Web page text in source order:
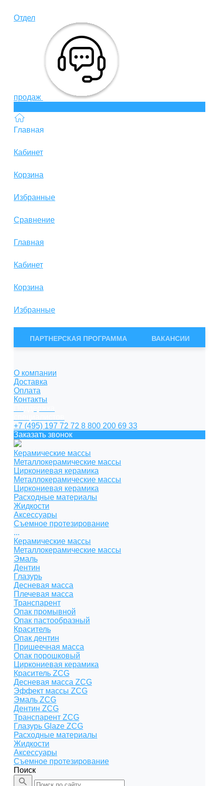
Отдел
продаж
Главная
Кабинет
Корзина
Избранные
Сравнение
Главная
Кабинет
Корзина
Избранные
ПАРТНЕРСКАЯ ПРОГРАММА ВАКАНСИИ
О компании
Доставка
Оплата
Контакты
+7 (495) 197 72 72 8 800 200 69 33
Заказать звонок
Керамические массы
Металлокерамические массы
Циркониевая керамика
Металлокерамические массы
Циркониевая керамика
Расходные материалы
Жидкости
Аксессуары
Съемное протезирование
...
Керамические массы
Металлокерамические массы
Эмаль
Дентин
Глазурь
Десневая масса
Плечевая масса
Транспарент
Опак промывной
Опак пастообразный
Краситель
Опак дентин
Пришеечная масса
Опак порошковый
Циркониевая керамика
Краситель ZCG
Десневая масса ZCG
Эффект массы ZCG
Эмаль ZCG
Дентин ZCG
Транспарент ZCG
Глазурь Glaze ZCG
Расходные материалы
Жидкости
Аксессуары
Съемное протезирование
Поиск